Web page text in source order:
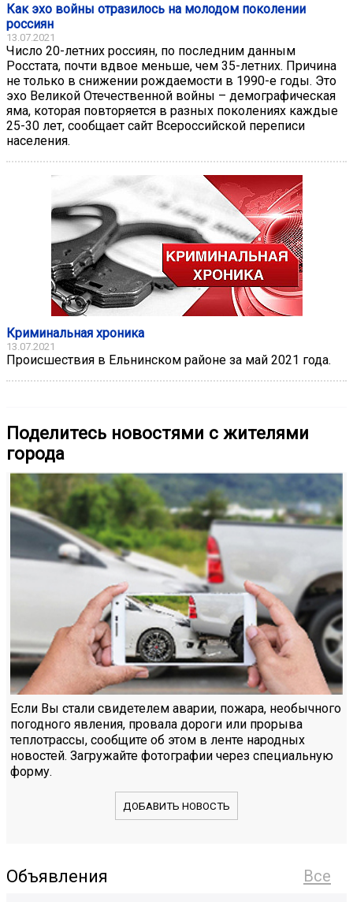
Как эхо войны отразилось на молодом поколении
россиян
13.07.2021
Число 20-летних россиян, по последним данным
Росстата, почти вдвое меньше, чем 35-летних. Причина
не только в снижении рождаемости в 1990-е годы. Это
эхо Великой Отечественной войны – демографическая
яма, которая повторяется в разных поколениях каждые
25-30 лет, сообщает сайт Всероссийской переписи
населения.
Криминальная хроника
13.07.2021
Происшествия в Ельнинском районе за май 2021 года.
Поделитесь новостями с жителями
города
Если Вы стали свидетелем аварии, пожара, необычного
погодного явления, провала дороги или прорыва
теплотрассы, сообщите об этом в ленте народных
новостей. Загружайте фотографии через специальную
форму.
ДОБАВИТЬ НОВОСТЬ
Все
Объявления